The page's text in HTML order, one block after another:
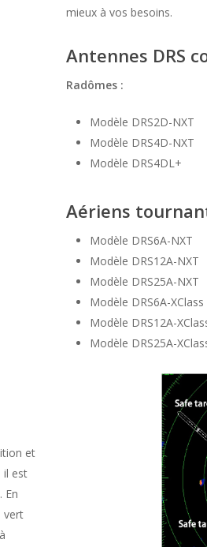
mieux à vos besoins.
Antennes DRS
Radômes :
Modèle DRS2D-NXT
Modèle DRS4D-NXT
Modèle DRS4DL+
Aériens
Modèle DRS6A-NXT
Modèle DRS12A-NXT
Modèle DRS25A-NXT
Modèle DRS6A-XClass
Modèle DRS12A-
Modèle DRS25A-
et
il est
En
vert